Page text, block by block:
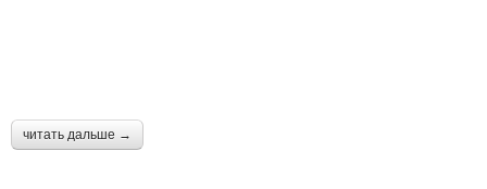
читать дальше →